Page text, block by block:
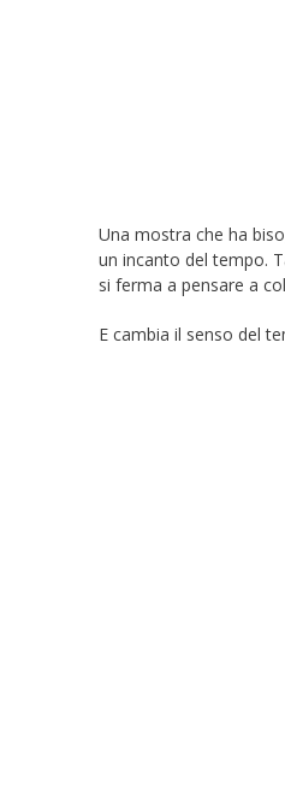
Una mostra che ha
un incanto del tempo.
si ferma a pensare a
E cambia il senso del